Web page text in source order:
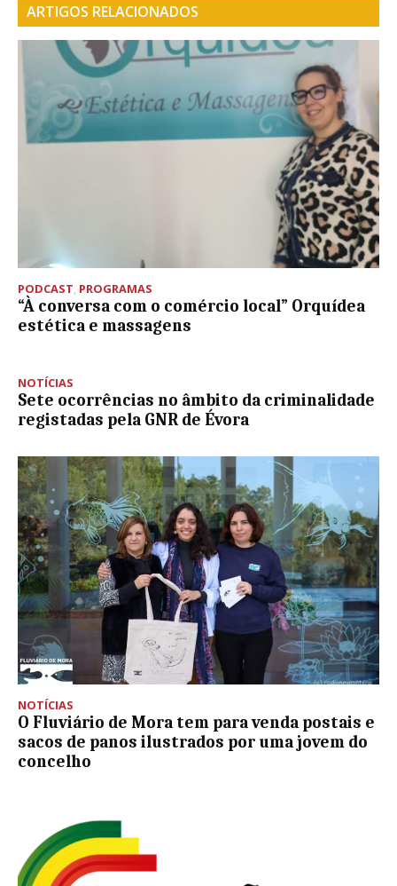
ARTIGOS RELACIONADOS
PODCAST, PROGRAMAS
“À conversa com o comércio local” Orquídea
estética e massagens
NOTÍCIAS
Sete ocorrências no âmbito da criminalidade
registadas pela GNR de Évora
NOTÍCIAS
O Fluviário de Mora tem para venda postais e
sacos de panos ilustrados por uma jovem do
concelho